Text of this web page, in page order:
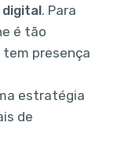
. Para
é tão
presença
estratégia
de